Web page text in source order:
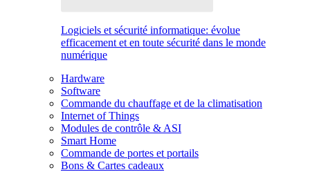
Logiciels et sécurité informatique: évolue
efficacement et en toute sécurité dans le monde
numérique
Hardware
Software
Commande du chauffage et de la climatisation
Internet of Things
Modules de contrôle & ASI
Smart Home
Commande de portes et portails
Bons & Cartes cadeaux